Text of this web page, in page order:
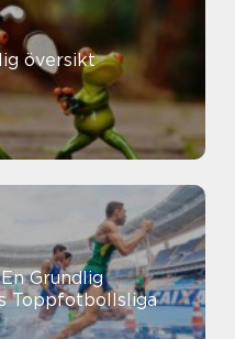
översikt
Grundlig
Toppfotbollsliga